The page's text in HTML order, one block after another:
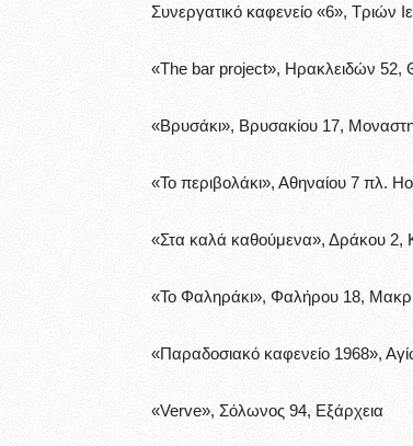
Συνεργατικό καφενείο «6», Τριών
«The bar project», Ηρακλειδών 52,
«Βρυσάκι», Βρυσακίου 17,
«Το περιβολάκι», Αθηναίου 7 πλ.
«Στα καλά καθούμενα», Δράκου 2,
«Το Φαληράκι», Φαλήρου 18,
«Παραδοσιακό καφενείο 1968»,
«Verve», Σόλωνος 94, Εξάρχεια